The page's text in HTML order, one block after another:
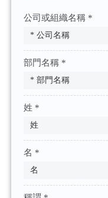
公司或組織名稱 *
部門名稱 *
姓 *
名 *